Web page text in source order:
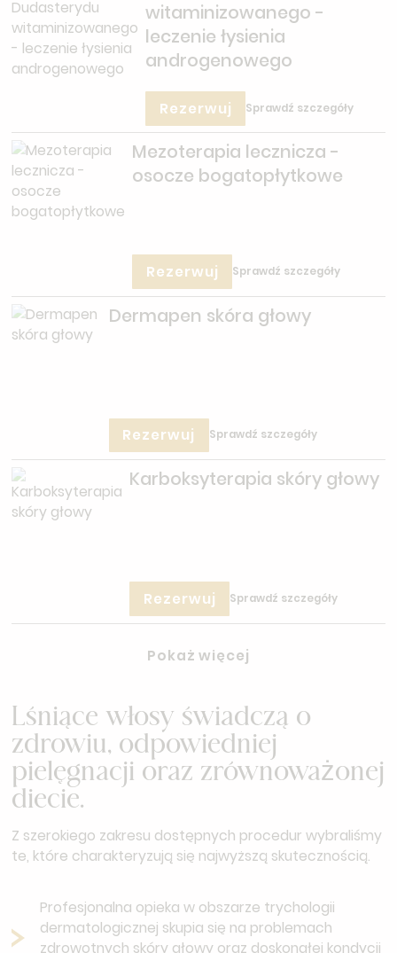
witaminizowanego -
leczenie łysienia
androgenowego
Rezerwuj Sprawdź szczegóły
Mezoterapia lecznicza -
osocze bogatopłytkowe
Rezerwuj Sprawdź szczegóły
Dermapen skóra głowy
Rezerwuj Sprawdź szczegóły
Karboksyterapia skóry głowy
Rezerwuj Sprawdź szczegóły
Pokaż więcej
Lśniące włosy świadczą o
zdrowiu, odpowiedniej
pielęgnacji oraz zrównoważonej
diecie.
Z szerokiego zakresu dostępnych procedur wybraliśmy
te, które charakteryzują się najwyższą skutecznością.
Profesjonalna opieka w obszarze trychologii
dermatologicznej skupia się na problemach
zdrowotnych skóry głowy oraz doskonałej kondycji